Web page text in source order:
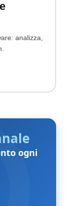
analizza,
ogni